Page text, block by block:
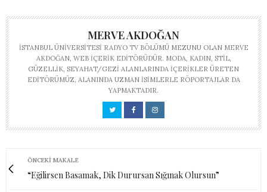
MERVE AKDOĞAN
İSTANBUL ÜNIVERSITESI RADYO TV BÖLÜMÜ MEZUNU OLAN MERVE
AKDOĞAN, WEB IÇERIK EDITÖRÜDÜR. MODA, KADIN, STIL,
GÜZELLIK, SEYAHAT/GEZI ALANLARINDA IÇERIKLER ÜRETEN
EDITÖRÜMÜZ, ALANINDA UZMAN ISIMLERLE RÖPORTAJLAR DA
YAPMAKTADIR.
ÖNCEKI MAKALE
“Eğilirsen Basamak, Dik Durursan Sığınak Olursun”